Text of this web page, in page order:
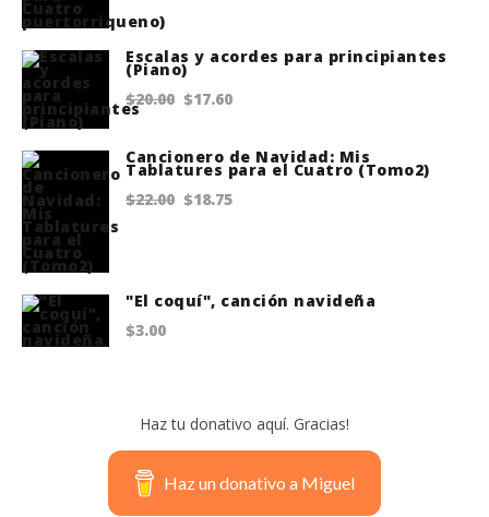
Escalas y acordes para principiantes
(Piano)
$20.00 Original
was:
$20.00.
$17.60
is:
Cancionero de Navidad: Mis
Tablatures para el Cuatro (Tomo2)
$22.00 Original
$22.00.
$18.75
$18.75.
"El coquí", canción navideña
$3.00
Haz tu donativo aquí. Gracias!
Haz un donativo a Miguel